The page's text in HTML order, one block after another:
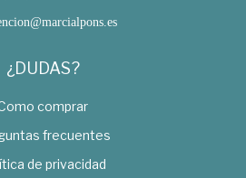
¿DUDAS?
comprar
frecuentes
de privacidad